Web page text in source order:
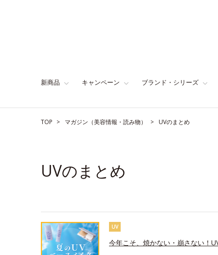
新商品 キャンペーン ブランド・シリーズ
TOP マガジン（美容情報・読み物） UVのまとめ
UVのまとめ
UV
今年こそ、焼かない・崩さない！